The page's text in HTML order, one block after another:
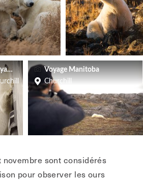
ManitobaVoyage Manitoba
Churchill
sont considérés
pour observer les ours